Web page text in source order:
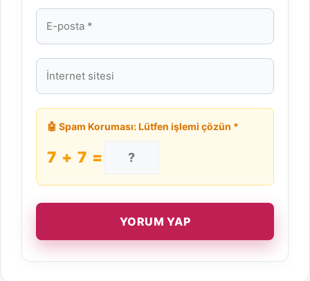
E-
posta
İnternet
sitesi
🤖 Spam Koruması: Lütfen işlemi çözün *
7 + 7 =